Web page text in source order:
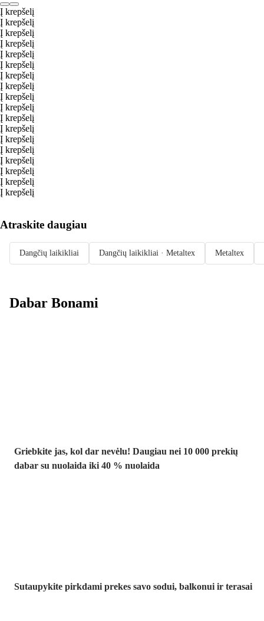
Į krepšelį
Į krepšelį
Į krepšelį
Į krepšelį
Į krepšelį
Į krepšelį
Į krepšelį
Į krepšelį
Į krepšelį
Į krepšelį
Į krepšelį
Į krepšelį
Į krepšelį
Į krepšelį
Į krepšelį
Į krepšelį
Į krepšelį
Į krepšelį
Atraskite daugiau
Dangčių laikikliai Dangčių laikikliai · Metaltex Metaltex
Dabar Bonami
Griebkite jas, kol dar nevėlu! Daugiau nei 10 000 prekių
dabar su nuolaida iki 40 % nuolaida
Sutaupykite pirkdami prekes savo sodui, balkonui ir terasai